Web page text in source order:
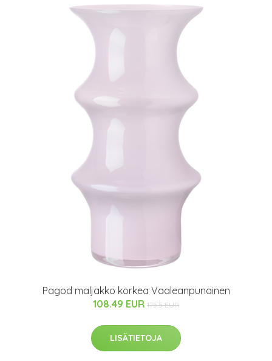
Pagod maljakko korkea Vaaleanpunainen
108.49 EUR 175.5 EUR
LISÄTIETOJA